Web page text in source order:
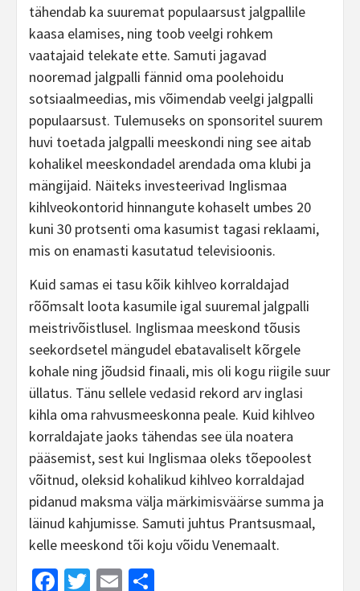
tähendab ka suuremat populaarsust jalgpallile
kaasa elamises, ning toob veelgi rohkem
vaatajaid telekate ette. Samuti jagavad
nooremad jalgpalli fännid oma poolehoidu
sotsiaalmeedias, mis võimendab veelgi jalgpalli
populaarsust. Tulemuseks on sponsoritel suurem
huvi toetada jalgpalli meeskondi ning see aitab
kohalikel meeskondadel arendada oma klubi ja
mängijaid. Näiteks investeerivad Inglismaa
kihlveokontorid hinnangute kohaselt umbes 20
kuni 30 protsenti oma kasumist tagasi reklaami,
mis on enamasti kasutatud televisioonis.
Kuid samas ei tasu kõik kihlveo korraldajad
rõõmsalt loota kasumile igal suuremal jalgpalli
meistrivõistlusel. Inglismaa meeskond tõusis
seekordsetel mängudel ebatavaliselt kõrgele
kohale ning jõudsid finaali, mis oli kogu riigile suur
üllatus. Tänu sellele vedasid rekord arv inglasi
kihla oma rahvusmeeskonna peale. Kuid kihlveo
korraldajate jaoks tähendas see üla noatera
pääsemist, sest kui Inglismaa oleks tõepoolest
võitnud, oleksid kohalikud kihlveo korraldajad
pidanud maksma välja märkimisväärse summa ja
läinud kahjumisse. Samuti juhtus Prantsusmaal,
kelle meeskond tõi koju võidu Venemaalt.
Facebook
Twitter
Email